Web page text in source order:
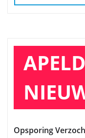
Opsporing